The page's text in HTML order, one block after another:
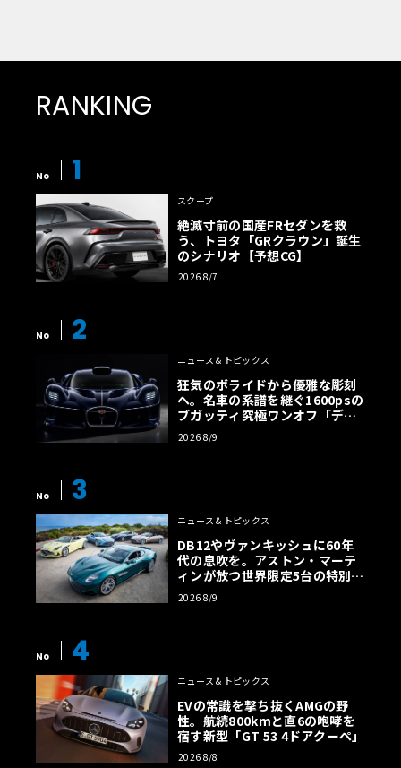
RANKING
No 1
スクープ
絶滅寸前の国産FRセダンを救
う、トヨタ「GRクラウン」誕生
のシナリオ【予想CG】
2026 8/7
No 2
ニュース＆トピックス
狂気のボライドから優雅な彫刻
へ。名車の系譜を継ぐ1600psの
ブガッティ究極ワンオフ「デス
トリエ」
2026 8/9
No 3
ニュース＆トピックス
DB12やヴァンキッシュに60年
代の息吹を。アストン・マーテ
ィンが放つ世界限定5台の特別コ
レクション
2026 8/9
No 4
ニュース＆トピックス
EVの常識を撃ち抜くAMGの野
性。航続800kmと直6の咆哮を
宿す新型「GT 53 4ドアクーペ」
2026 8/8